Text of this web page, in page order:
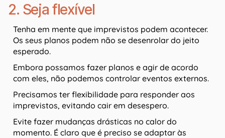
2. Seja flexível
Tenha em mente que imprevistos podem acontecer.
Os seus planos podem não se desenrolar do jeito
esperado.
Embora possamos fazer planos e agir de acordo
com eles, não podemos controlar eventos externos.
Precisamos ter flexibilidade para responder aos
imprevistos, evitando cair em desespero.
Evite fazer mudanças drásticas no calor do
momento. É claro que é preciso se adaptar às